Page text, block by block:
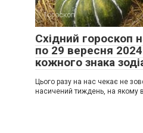
Гороскоп
Східний гороскоп
по 29 вересня
кожного знака
Цього разу на нас чекає не
насичений тиждень, на якому